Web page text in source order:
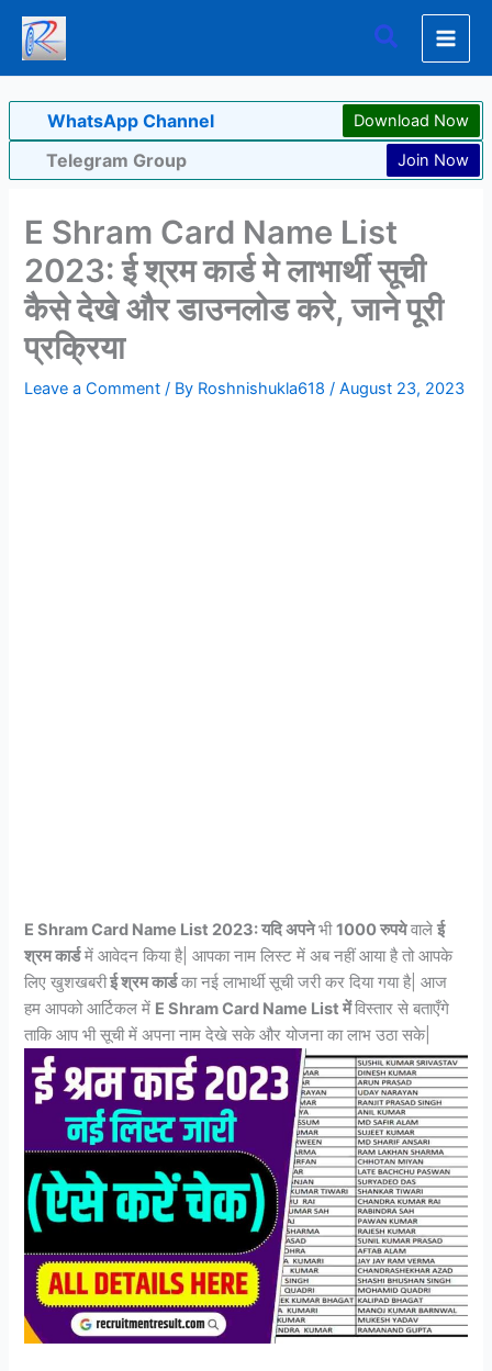
Skip
content
Search
WhatsApp Channel Download Now
Telegram Group Join Now
E Shram Card Name List
2023: ई श्रम कार्ड मे लाभार्थी सूची
कैसे देखे और डाउनलोड करे, जाने पूरी
प्रक्रिया
Leave a Comment / By Roshnishukla618/August 23, 2023
E Shram Card Name List 2023: यदि अपनेभी1000 रुपयेवालेई
श्रम कार्डमें आवेदन किया है| आपका नाम लिस्ट में अब नहीं आया है तो आपके
लिए खुशखबरीई श्रम कार्डका नई लाभार्थी सूची जरी कर दिया गया है| आज
हम आपको आर्टिकल में E Shram Card Name List मेंविस्तार से बताएँगे
ताकि आप भी सूची में अपना नाम देखे सके और योजना का लाभ उठा सके|